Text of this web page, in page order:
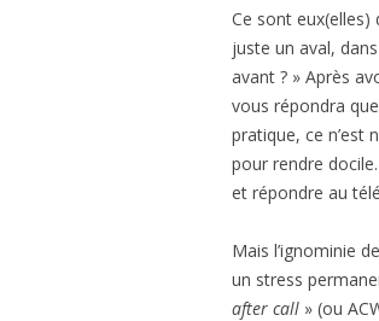
Ce sont
juste un aval,
avant ? » Après
vous répondra
pratique, ce n’est
pour rendre
et répondre au
Mais l’ignominie
un stress
after call » (ou